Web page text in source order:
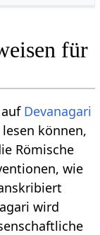
für
Devanagari
können,
Römische
wie
wird